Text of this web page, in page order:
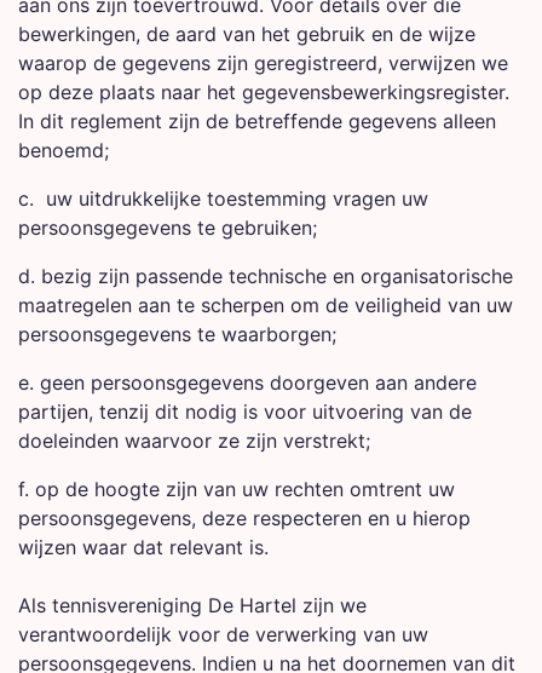
aan ons zijn toevertrouwd. Voor details over die
bewerkingen, de aard van het gebruik en de wijze
waarop de gegevens zijn geregistreerd, verwijzen we
op deze plaats naar het gegevensbewerkingsregister.
In dit reglement zijn de betreffende gegevens alleen
benoemd;
c. uw uitdrukkelijke toestemming vragen uw
persoonsgegevens te gebruiken;
d. bezig zijn passende technische en organisatorische
maatregelen aan te scherpen om de veiligheid van uw
persoonsgegevens te waarborgen;
e. geen persoonsgegevens doorgeven aan andere
partijen, tenzij dit nodig is voor uitvoering van de
doeleinden waarvoor ze zijn verstrekt;
f. op de hoogte zijn van uw rechten omtrent uw
persoonsgegevens, deze respecteren en u hierop
wijzen waar dat relevant is.
Als tennisvereniging De Hartel zijn we
verantwoordelijk voor de verwerking van uw
persoonsgegevens. Indien u na het doornemen van dit